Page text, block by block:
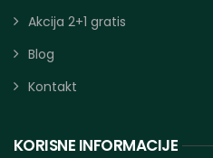
Akcija 2+1 gratis
Blog
Kontakt
KORISNE INFORMACIJE